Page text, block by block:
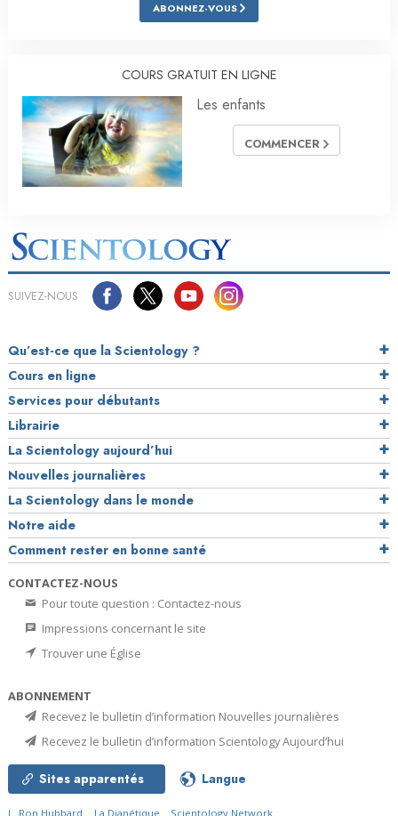
ABONNEZ-VOUS
COURS GRATUIT EN LIGNE
Les enfants
COMMENCER
SUIVEZ-NOUS
Qu’est-ce que la Scientology ?
Cours en ligne
Services pour débutants
Librairie
La Scientology aujourd’hui
Nouvelles journalières
La Scientology dans le monde
Notre aide
Comment rester en bonne santé
CONTACTEZ-NOUS
Pour toute question : Contactez-nous
Impressions concernant le site
Trouver une Église
ABONNEMENT
Recevez le bulletin d’information Nouvelles journalières
Recevez le bulletin d’information Scientology Aujourd’hui
Sites apparentés Langue
L. Ron Hubbard La Dianétique Scientology Network